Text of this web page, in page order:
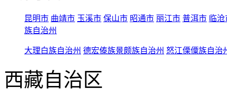
昆明市 曲靖市 玉溪市 保山市 昭通市 丽江市 普洱市 临
族自治州
大理白族自治州 德宏傣族景颇族自治州 怒江傈僳族自治
西藏自治区